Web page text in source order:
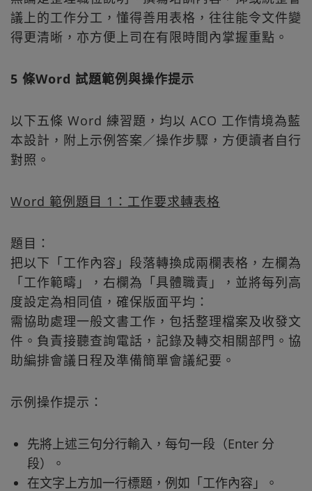
議上的工作分工，懂得善用表格，往往能令文件變
得更清晰，亦方便上司在有限時間內掌握重點。
5 條Word 試題範例與操作提示
以下五條 Word 練習題，均以 ACO 工作情境為藍
本設計，附上示例答案／操作步驟，方便讀者自行
對照。
Word 範例題目 1：工作要求轉表格
題目：
把以下「工作內容」段落轉換成兩欄表格，左欄為
「工作範疇」，右欄為「具體職責」，並將每列高
度設定為相同值，確保版面平均：
需協助處理一般文書工作，包括整理檔案及收發文
件。負責接聽查詢電話，記錄及轉交相關部門。協
助編排會議日程及準備簡單會議紀要。
示例操作提示：
先將上述三句分行輸入，每句一段（Enter 分
段）。
在文字上方加一行標題，例如「工作內容」。